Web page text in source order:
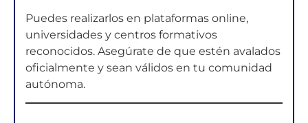
Puedes realizarlos en plataformas online,
universidades y centros formativos
reconocidos. Asegúrate de que estén avalados
oficialmente y sean válidos en tu comunidad
autónoma.